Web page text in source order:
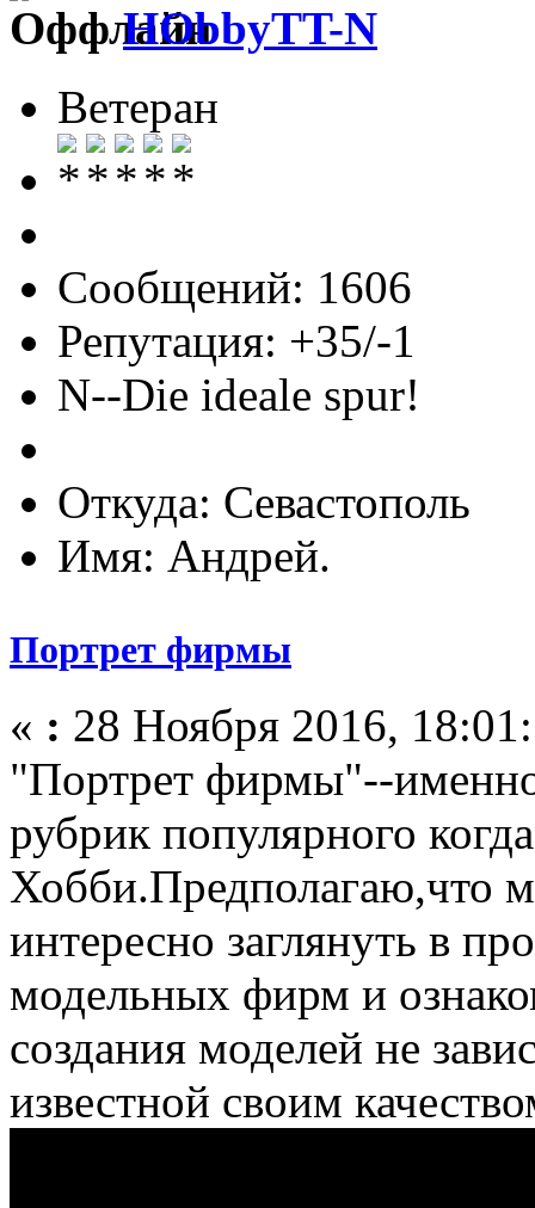
HObbyTT-N
Ветеран
Сообщений: 1606
Репутация: +35/-1
N--Die ideale spur!
Откуда: Севастополь
Имя: Андрей.
Портрет фирмы
« : 28 Ноября 2016,
"Портрет фирмы"--именно
рубрик популярного
Хобби.Предполагаю,что
интересно заглянуть в
модельных фирм и
создания моделей не
известной своим